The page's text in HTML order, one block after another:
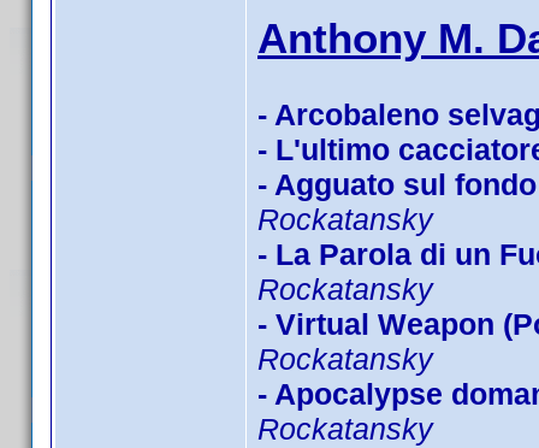
Anthony M.
- Arcobaleno
- L'ultimo
- Agguato sul
Rockatansky
- La Parola di un
Rockatansky
- Virtual Weapon
Rockatansky
- Apocalypse
Rockatansky